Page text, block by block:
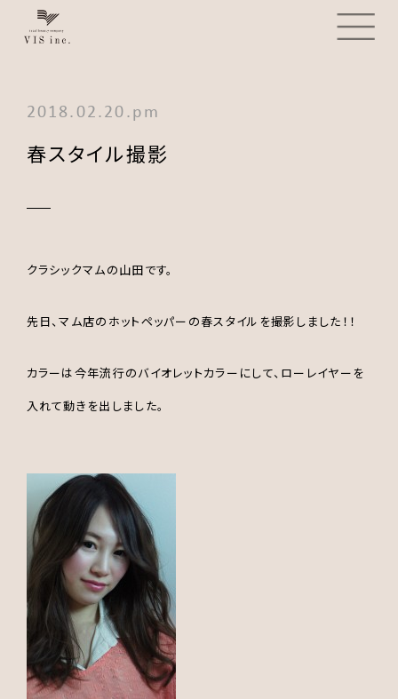
2018.02.20.pm
春スタイル撮影
クラシックマムの山田です。
先日、マム店のホットペッパーの春スタイルを撮影しました！！
カラーは今年流行のバイオレットカラーにして、ローレイヤーを
入れて動きを出しました。